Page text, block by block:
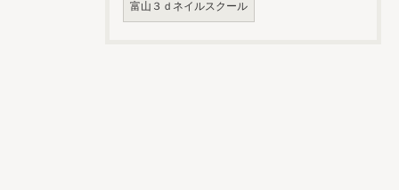
富山３ｄネイルスクール